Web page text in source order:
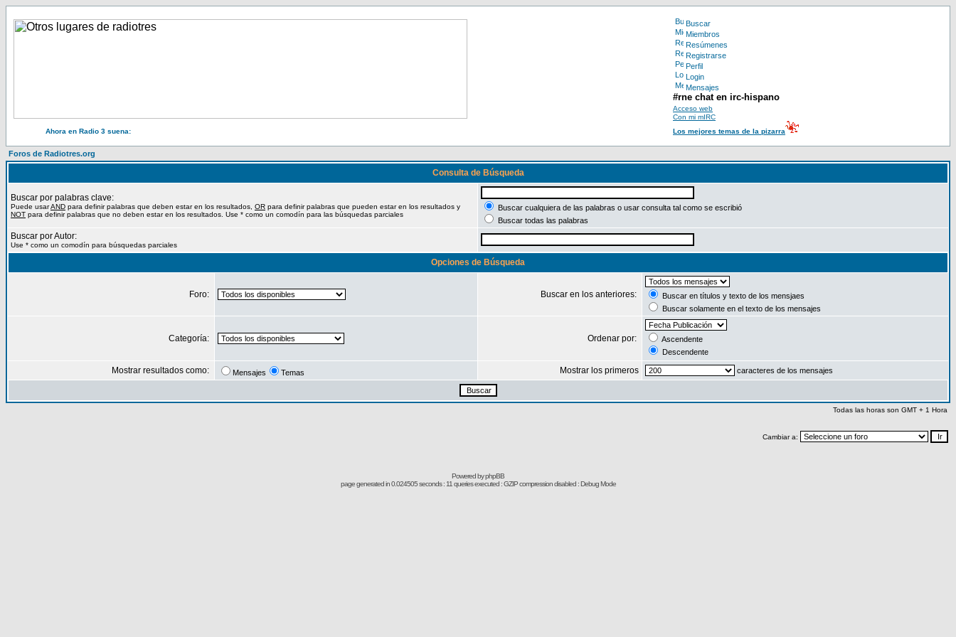
Buscar
Miembros
Resúmenes
Registrarse
Perfil
Login
Mensajes
#rne chat en irc-hispano
Acceso web
Con mi mIRC
Ahora en Radio 3 suena:
Los mejores temas de la pizarra
Foros de Radiotres.org
Consulta de Búsqueda
Buscar por palabras clave:
Puede usarAND para definir palabras que deben estar en los resultados, OR para definir palabras que pueden estar en los resultados y
NOT para definir palabras que no deben estar en los resultados. Use * como un comodín para las búsquedas parciales
Buscar cualquiera de las palabras o usar consulta tal como se escribió
Buscar todas las palabras
Buscar por Autor:
Use * como un comodín para búsquedas parciales
Opciones de Búsqueda
Foro: Buscar en los anteriores:
Buscar en títulos y texto de los mensjaes
Buscar solamente en el texto de los mensajes
Categoría: Ordenar por:
Ascendente
Descendente
Mostrar resultados como: Mensajes Temas Mostrar los primeros caracteres de los mensajes
Todas las horas son GMT + 1 Hora
Cambiar a:
Powered byphpBB
page generated in 0.024505 seconds : 11 queries executed : GZIP compression disabled : Debug Mode